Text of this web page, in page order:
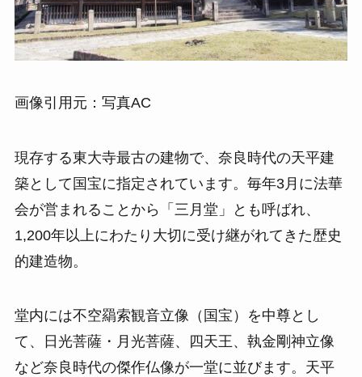
画像引用元：写真AC
現存する東大寺最古の建物で、奈良時代の天平建
築として国宝に指定されています。毎年3月に法華
会が営まれることから「三月堂」とも呼ばれ、
1,200年以上にわたり大切に受け継がれてきた歴史
的建造物。
堂内には不空羂索観音立像（国宝）を中尊とし
て、日光菩薩・月光菩薩、四天王、執金剛神立像
など奈良時代の傑作仏像が一堂に並びます。天平